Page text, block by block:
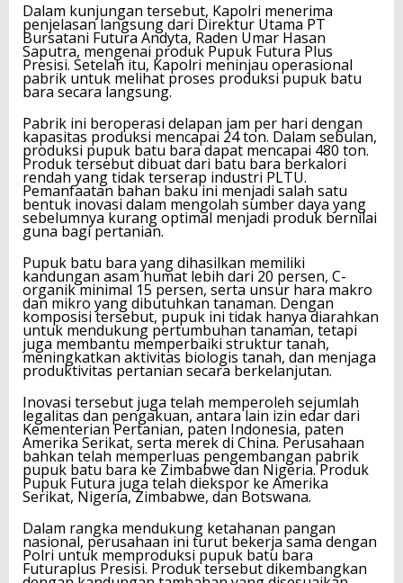
Dalam kunjungan tersebut, Kapolri menerima
penjelasan langsung dari Direktur Utama PT
Bursatani Futura Andyta, Raden Umar Hasan
Saputra, mengenai produk Pupuk Futura Plus
Presisi. Setelah itu, Kapolri meninjau operasional
pabrik untuk melihat proses produksi pupuk batu
bara secara langsung.
Pabrik ini beroperasi delapan jam per hari dengan
kapasitas produksi mencapai 24 ton. Dalam sebulan,
produksi pupuk batu bara dapat mencapai 480 ton.
Produk tersebut dibuat dari batu bara berkalori
rendah yang tidak terserap industri PLTU.
Pemanfaatan bahan baku ini menjadi salah satu
bentuk inovasi dalam mengolah sumber daya yang
sebelumnya kurang optimal menjadi produk bernilai
guna bagi pertanian.
Pupuk batu bara yang dihasilkan memiliki
kandungan asam humat lebih dari 20 persen, C-
organik minimal 15 persen, serta unsur hara makro
dan mikro yang dibutuhkan tanaman. Dengan
komposisi tersebut, pupuk ini tidak hanya diarahkan
untuk mendukung pertumbuhan tanaman, tetapi
juga membantu memperbaiki struktur tanah,
meningkatkan aktivitas biologis tanah, dan menjaga
produktivitas pertanian secara berkelanjutan.
Inovasi tersebut juga telah memperoleh sejumlah
legalitas dan pengakuan, antara lain izin edar dari
Kementerian Pertanian, paten Indonesia, paten
Amerika Serikat, serta merek di China. Perusahaan
bahkan telah memperluas pengembangan pabrik
pupuk batu bara ke Zimbabwe dan Nigeria. Produk
Pupuk Futura juga telah diekspor ke Amerika
Serikat, Nigeria, Zimbabwe, dan Botswana.
Dalam rangka mendukung ketahanan pangan
nasional, perusahaan ini turut bekerja sama dengan
Polri untuk memproduksi pupuk batu bara
Futuraplus Presisi. Produk tersebut dikembangkan